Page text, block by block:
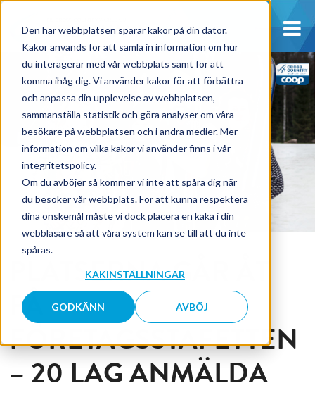
Den här webbplatsen sparar kakor på din dator.
Kakor används för att samla in information om hur
du interagerar med vår webbplats samt för att
komma ihåg dig. Vi använder kakor för att förbättra
och anpassa din upplevelse av webbplatsen,
sammanställa statistik och göra analyser om våra
besökare på webbplatsen och i andra medier. Mer
information om vilka kakor vi använder finns i vår
integritetspolicy.
Om du avböjer så kommer vi inte att spåra dig när
du besöker vår webbplats. För att kunna respektera
dina önskemål måste vi dock placera en kaka i din
webbläsare så att våra system kan se till att du inte
spåras.
KAKINSTÄLLNINGAR
GODKÄNN AVBÖJ
PLATSERNA GÅR ÅT
PÅ
FÖRETAGSSTAFETTEN
– 20 LAG ANMÄLDA